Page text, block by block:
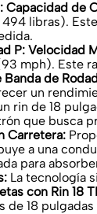
Capacidad de
libras).
P: Velocidad
mph). Este
de
un
rin de 18
que busca
Carretera:
a una
para
La tecnología
con Rin 18
de 18 pulgadas